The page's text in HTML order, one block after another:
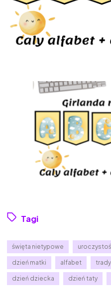
Tagi
święta nietypowe
dzień matki alfabet
dzień dziecka dzień taty